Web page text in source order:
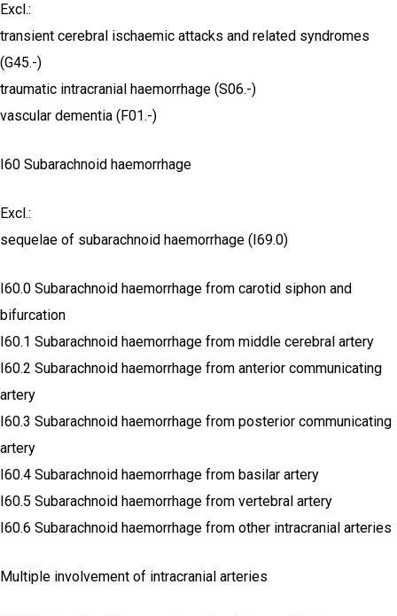
Excl.:
transient cerebral ischaemic attacks and related syndromes
(G45.-)
traumatic intracranial haemorrhage (S06.-)
vascular dementia (F01.-)
I60 Subarachnoid haemorrhage
Excl.:
sequelae of subarachnoid haemorrhage (I69.0)
I60.0 Subarachnoid haemorrhage from carotid siphon and
bifurcation
I60.1 Subarachnoid haemorrhage from middle cerebral artery
I60.2 Subarachnoid haemorrhage from anterior communicating
artery
I60.3 Subarachnoid haemorrhage from posterior communicating
artery
I60.4 Subarachnoid haemorrhage from basilar artery
I60.5 Subarachnoid haemorrhage from vertebral artery
I60.6 Subarachnoid haemorrhage from other intracranial arteries
Multiple involvement of intracranial arteries